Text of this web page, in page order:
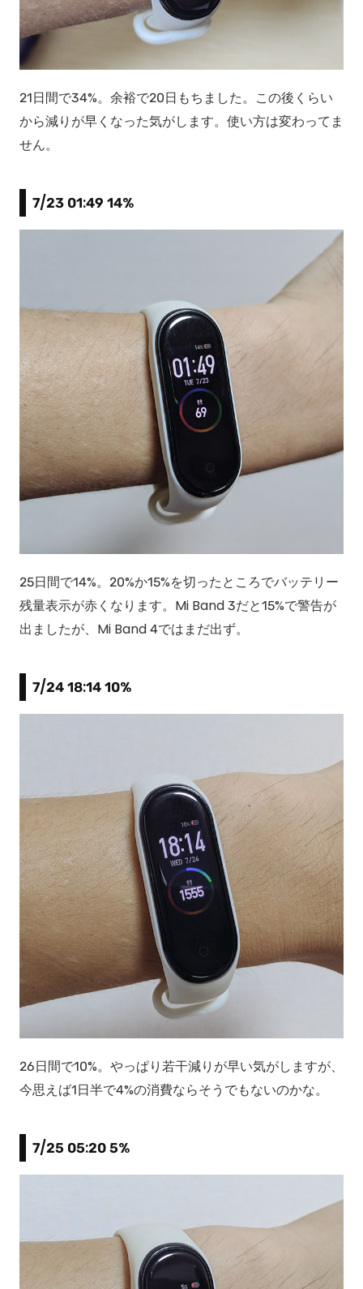
21日間で34%。余裕で20日もちました。この後くらい
から減りが早くなった気がします。使い方は変わってま
せん。
7/23 01:49 14%
25日間で14%。20%か15%を切ったところでバッテリー
残量表示が赤くなります。Mi Band 3だと15%で警告が
出ましたが、Mi Band 4ではまだ出ず。
7/24 18:14 10%
26日間で10%。やっぱり若干減りが早い気がしますが、
今思えば1日半で4%の消費ならそうでもないのかな。
7/25 05:20 5%